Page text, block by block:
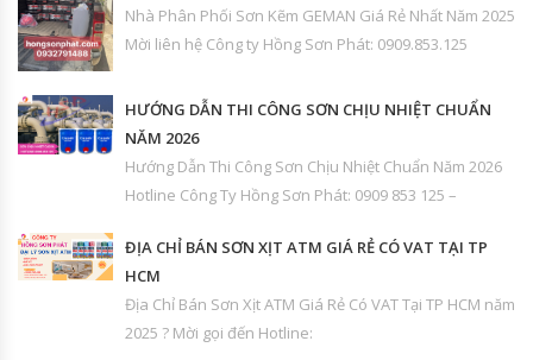
Nhà Phân Phối Sơn Kẽm GEMAN Giá Rẻ Nhất Năm 2025
Mời liên hệ Công ty Hồng Sơn Phát: 0909.853.125
HƯỚNG DẪN THI CÔNG SƠN CHỊU NHIỆT CHUẨN
NĂM 2026
Hướng Dẫn Thi Công Sơn Chịu Nhiệt Chuẩn Năm 2026
Hotline Công Ty Hồng Sơn Phát: 0909 853 125 –
ĐỊA CHỈ BÁN SƠN XỊT ATM GIÁ RẺ CÓ VAT TẠI TP
HCM
Địa Chỉ Bán Sơn Xịt ATM Giá Rẻ Có VAT Tại TP HCM năm
2025 ? Mời gọi đến Hotline: